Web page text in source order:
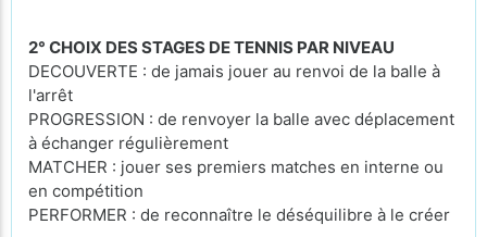
2° CHOIX DES STAGES DE TENNIS PAR NIVEAU
DECOUVERTE : de jamais jouer au renvoi de la balle à
l'arrêt
PROGRESSION : de renvoyer la balle avec déplacement
à échanger régulièrement
MATCHER : jouer ses premiers matches en interne ou
en compétition
PERFORMER : de reconnaître le déséquilibre à le créer